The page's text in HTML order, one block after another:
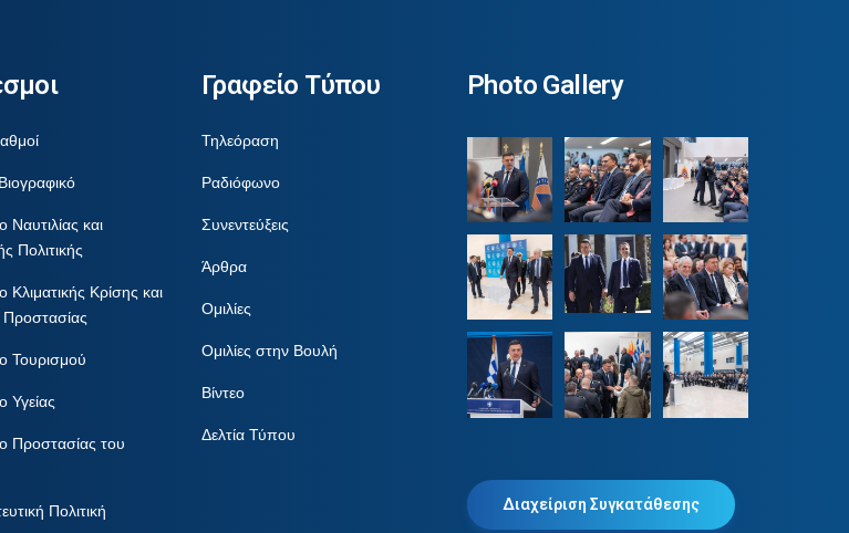
Ναυτιλίας και
Πολιτικής
Κλιματικής Κρίσης και
Προστασίας
Τουρισμού
Υγείας
Προστασίας του
Πολιτική
Γραφείο Τύπου
Τηλεόραση
Ραδιόφωνο
Συνεντεύξεις
Άρθρα
Ομιλίες
Ομιλίες στην Βουλή
Βίντεο
Δελτία Τύπου
Photo Gallery
Διαχείριση Συγκατάθεσης